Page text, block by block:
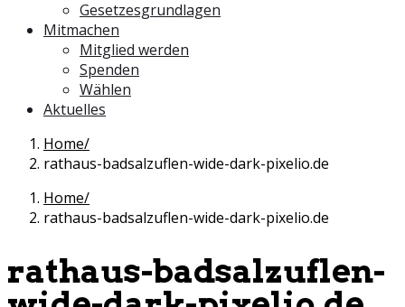
Gesetzesgrundlagen
Mitmachen
Mitglied werden
Spenden
Wählen
Aktuelles
Home
rathaus-badsalzuflen-wide-dark-pixelio.de
Home
rathaus-badsalzuflen-wide-dark-pixelio.de
rathaus-badsalzuflen-